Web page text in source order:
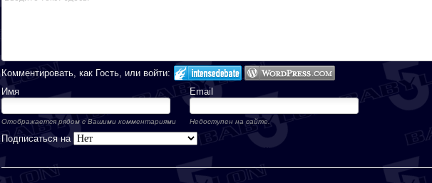
Комментировать, как Гость, или войти:
Имя
Email
Отображается рядом с Вашими комментариями Недоступен на сайте.
Подписаться на